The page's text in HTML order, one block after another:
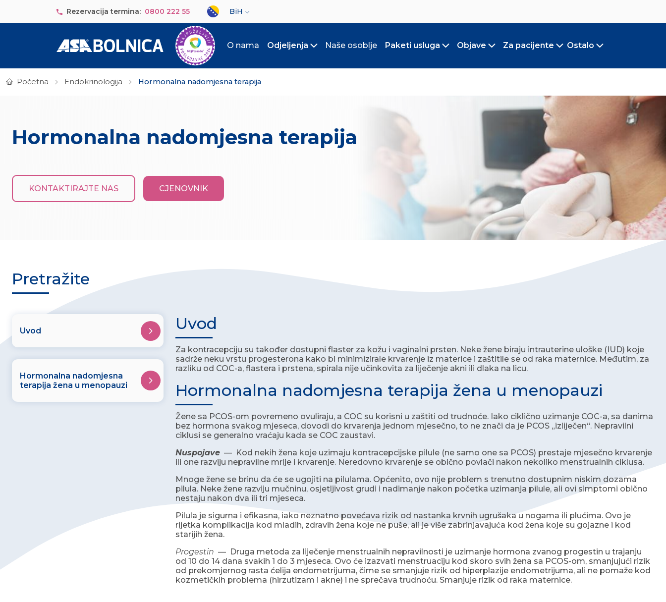
Rezervacija termina: 0800 222 55
Select your language
BiH
O nama Odjeljenja
Toggle submenu
Naše osoblje Paketi usluga
Toggle submenu
Objave
Toggle submenu
Za pacijente
Toggle submenu
Ostalo
Toggle
Početna Endokrinologija Hormonalna nadomjesna terapija
Hormonalna nadomjesna terapija
KONTAKTIRAJTE NAS CJENOVNIK
Pretražite
Uvod
Hormonalna nadomjesna
terapija žena u menopauzi
Uvod
Za kontracepciju su također dostupni flaster za kožu i vaginalni prsten. Neke žene biraju intrauterine uloške (IUD) koje
sadrže neku vrstu progesterona kako bi minimizirale krvarenje iz materice i zaštitile se od raka maternice. Međutim, za
razliku od COC-a, flastera i prstena, spirala nije učinkovita za liječenje akni ili dlaka na licu.
Hormonalna nadomjesna terapija žena u menopauzi
Žene sa PCOS-om povremeno ovuliraju, a COC su korisni u zaštiti od trudnoće. Iako ciklično uzimanje COC-a, sa danima
bez hormona svakog mjeseca, dovodi do krvarenja jednom mjesečno, to ne znači da je PCOS „izliječen“. Nepravilni
ciklusi se generalno vraćaju kada se COC zaustavi.
Nuspojave — Kod nekih žena koje uzimaju kontracepcijske pilule (ne samo one sa PCOS) prestaje mjesečno krvarenje
ili one razviju nepravilne mrlje i krvarenje. Neredovno krvarenje se obično povlači nakon nekoliko menstrualnih ciklusa.
Mnoge žene se brinu da će se ugojiti na pilulama. Općenito, ovo nije problem s trenutno dostupnim niskim dozama
pilula. Neke žene razviju mučninu, osjetljivost grudi i nadimanje nakon početka uzimanja pilule, ali ovi simptomi obično
nestaju nakon dva ili tri mjeseca.
Pilula je sigurna i efikasna, iako neznatno povećava rizik od nastanka krvnih ugrušaka u nogama ili plućima. Ovo je
rijetka komplikacija kod mladih, zdravih žena koje ne puše, ali je više zabrinjavajuća kod žena koje su gojazne i kod
starijih žena.
Progestin — Druga metoda za liječenje menstrualnih nepravilnosti je uzimanje hormona zvanog progestin u trajanju
od 10 do 14 dana svakih 1 do 3 mjeseca. Ovo će izazvati menstruaciju kod skoro svih žena sa PCOS-om, smanjujući rizik
od prekomjernog rasta ćelija endometrijuma, čime se smanjuje rizik od hiperplazije endometrijuma, ali ne pomaže kod
kozmetičkih problema (hirzutizam i akne) i ne sprečava trudnoću. Smanjuje rizik od raka maternice.